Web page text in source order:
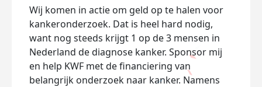
Wij komen in actie om geld op te halen voor
kankeronderzoek. Dat is heel hard nodig,
want nog steeds krijgt 1 op de 3 mensen in
Nederland de diagnose kanker. Sponsor mij
en help KWF met de financiering van
belangrijk onderzoek naar kanker. Namens